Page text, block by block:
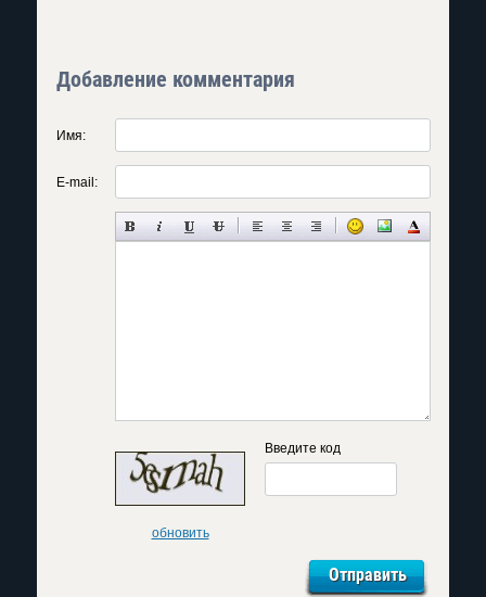
Добавление комментария
Имя:
E-mail:
обновить
Введите код